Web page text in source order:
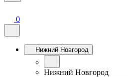
0
Нижний Новгород
Нижний Новгород